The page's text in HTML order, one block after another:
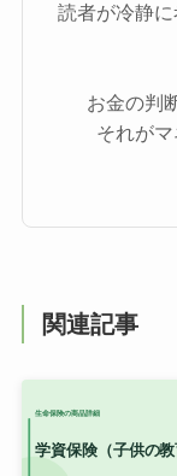
読者が冷静
お金の判
それがマ
関連記事